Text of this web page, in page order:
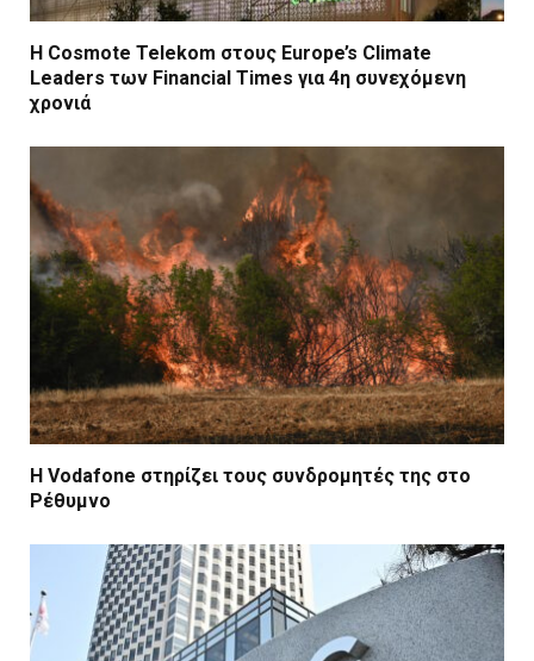
Η Cosmote Telekom στους Europe’s Climate
Leaders των Financial Times για 4η συνεχόμενη
χρονιά
Η Vodafone στηρίζει τους συνδρομητές της στο
Ρέθυμνο